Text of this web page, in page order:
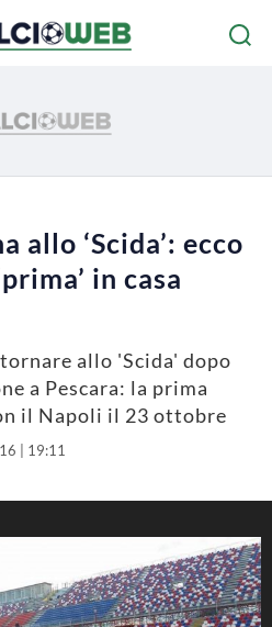
allo ‘Scida’: ecco
in casa
allo 'Scida' dopo
a Pescara: la prima
il Napoli il 23 ottobre
| 19:11